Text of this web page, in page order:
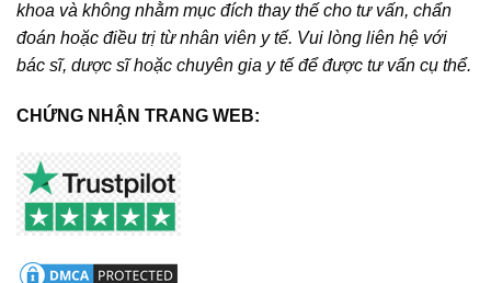
khoa và không nhằm mục đích thay thế cho tư vấn, chẩn
đoán hoặc điều trị từ nhân viên y tế. Vui lòng liên hệ với
bác sĩ, dược sĩ hoặc chuyên gia y tế để được tư vấn cụ thể.
CHỨNG NHẬN TRANG WEB: